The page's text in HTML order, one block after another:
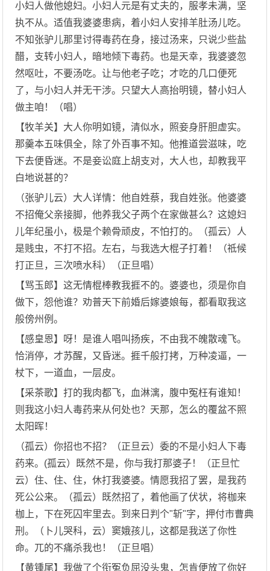
小妇人做他媳妇。小妇人元是有丈夫的，服孝未满，坚
执不从。适值我婆婆患病，着小妇人安排羊肚汤儿吃。
不知张驴儿那里讨得毒药在身，接过汤来，只说少些盐
醋，支转小妇人，暗地倾下毒药。也是天幸，我婆婆忽
然呕吐，不要汤吃。让与他老子吃；才吃的几口便死
了，与小妇人并无干涉。只望大人高抬明镜，替小妇人
做主咱！（唱）
【牧羊关】大人你明如镜，清似水，照妾身肝胆虚实。
那羹本五味俱全，除了外百事不知。他推道尝滋味，吃
下去便昏迷。不是妾讼庭上胡支对，大人也，却教我平
白地说甚的？
（张驴儿云）大人详情：他自姓蔡，我自姓张。他婆婆
不招俺父亲接脚，他养我父子两个在家做甚么？这媳妇
儿年纪虽小，极是个赖骨顽皮，不怕打的。（孤云）人
是贱虫，不打不招。左右，与我选大棍子打着！（祗候
打正旦，三次喷水科）（正旦唱）
【骂玉郎】这无情棍棒教我捱不的。婆婆也，须是你自
做下，怨他谁？劝普天下前婚后嫁婆娘每，都看取我这
般傍州例。
【感皇恩】呀！是谁人唱叫扬疾，不由我不魄散魂飞。
恰消停，才苏醒，又昏迷。捱千般打拷，万种凌逼，一
杖下，一道血，一层皮。
【采茶歌】打的我肉都飞，血淋漓，腹中冤枉有谁知！
则我这小妇人毒药来从何处也？天那，怎么的覆盆不照
太阳晖！
（孤云）你招也不招？（正旦云）委的不是小妇人下毒
药来。(孤云）既然不是，你与我打那婆子！（正旦忙
云）住、住、住，休打我婆婆。情愿我招了罢，是我药
死公公来。（孤云）既然招了，着他画了伏状，将枷来
枷上，下在死囚牢里去。到来日判个"斩"字，押付市曹典
刑。（卜儿哭科，云）窦娥孩儿，这都是我送了你性
命。兀的不痛杀我也！（正旦唱）
【黄锺尾】我做了个衔冤负屈没头鬼，怎肯便放了你好